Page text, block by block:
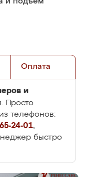
Оплата
и
Просто
телефонов:
24-01,
быстро